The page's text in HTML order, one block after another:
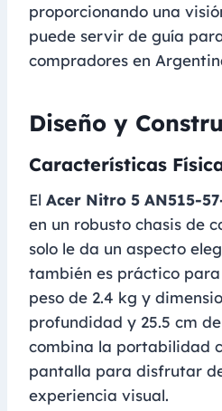
proporcionando una
puede servir de guía
compradores en
Diseño y
Características
El Acer Nitro 5 AN515-
en un robusto chasis de
solo le da un aspecto
también es práctico para
peso de 2.4 kg y
profundidad y 25.5 cm
combina la portabilidad
pantalla para disfrutar
experiencia visual.